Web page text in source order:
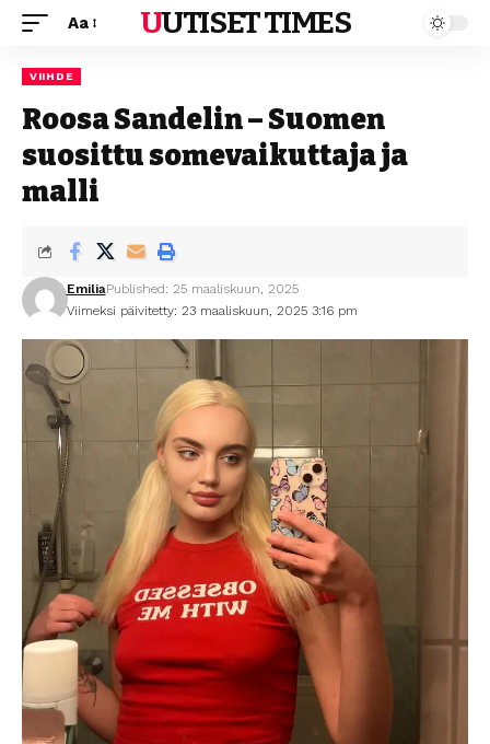
Aa UUTISET TIMES
VIIHDE
Roosa Sandelin – Suomen
suosittu somevaikuttaja ja
malli
Viimeksi päivitetty: 23 maaliskuun, 2025 3:16 pm
EmiliaPublished: 25 maaliskuun, 2025